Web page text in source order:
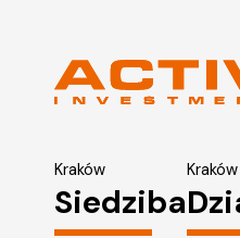
Kraków
Siedziba
Kraków